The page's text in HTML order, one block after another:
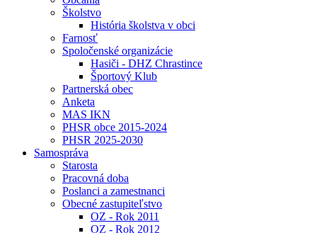
Školstvo
História školstva v obci
Farnosť
Spoločenské organizácie
Hasiči - DHZ Chrastince
Športový Klub
Partnerská obec
Anketa
MAS IKN
PHSR obce 2015-2024
PHSR 2025-2030
Samospráva
Starosta
Pracovná doba
Poslanci a zamestnanci
Obecné zastupiteľstvo
OZ - Rok 2011
OZ - Rok 2012